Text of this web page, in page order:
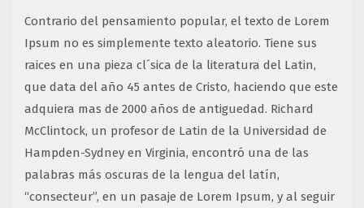
Contrario del pensamiento popular, el texto de Lorem
Ipsum no es simplemente texto aleatorio. Tiene sus
raices en una pieza cl´sica de la literatura del Latin,
que data del año 45 antes de Cristo, haciendo que este
adquiera mas de 2000 años de antiguedad. Richard
McClintock, un profesor de Latin de la Universidad de
Hampden-Sydney en Virginia, encontró una de las
palabras más oscuras de la lengua del latín,
“consecteur”, en un pasaje de Lorem Ipsum, y al seguir